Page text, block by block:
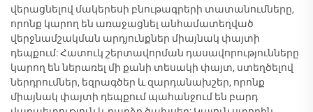
վերացնելով մակերեսի բնութագրերի տատանումները,
որոնք կարող են առաջացնել անհամատեղված
վերջնամշակման արդյունքներ միայնակ փայտի
դեպքում: Հատուկ շերտավորման դասավորությունները
կարող են ներառել մի քանի տեսակի փայտ, ստեղծելով
ներդրումներ, եզրագծեր և զարդանախշեր, որոնք
միայնակ փայտի դեպքում պահանջում են բարդ